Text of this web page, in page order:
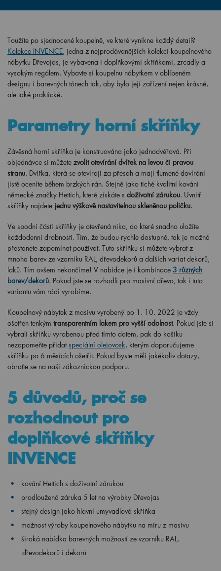
Toužíte po sjednocené koupelně, ve které vynikne každý detail?
Kolekce INVENCE, jedna z nejprodávanějších kolekcí koupelnového
nábytku Dřevojas, je vybavena i doplňkovými skříňkami, zrcadly a
vysokým regálem. Vybavte si koupelnu nábytkem v oblíbeném
designu i barevných tónech tak, aby bylo její zařízení nejen krásné,
ale také praktické.
Parametry horní skříňky
Závěsná horní skříňka je konstruována jako jednodvéřová. Při
objednávce si můžete zvolit otevírání dvířek na levou či pravou
stranu. Dvířka, která se otevírají za přesah a mají tlumené dovírání
jistě oceníte během brzkých rán. Stejně jako tiché kvalitní kování
německé značky Hettich, které získáte s doživotní zárukou. Uvnitř
skříňky najdete jednu výškově nastavitelnou skleněnou poličku.
Ve spodní části skříňky je otevřená nika, do které snadno uložíte
každodenní drobnosti. Tím, že budou rychle dostupné, tak je možná
přestanete zapomínat používat. Tuto skříňku si můžete vybrat z
mnoha barev ze vzorníku RAL, dřevodekorů a dalších variat dekorů,
laků. Tím ovšem nekončíme! V nabídce je i kombinace 3 různých
barev/dekorů. Pokud jste se rozhodli pro masivní dřevo, tak i tuto
variantu vám rádi vyrobíme.
Koupelnový nábytek z masivu vyrobený po 1 . 10. 2022 je vždy
ošetřen tenkým transparentním lakem pro vyšší odolnost. Pokud jste si
vybrali skříňku vyrobenou před tímto datem, pak do košíku
nezapomeňte přidatspeciální olejovosk, kterým doporučujeme
skříňku po 6 měsících ošetřit. Pokud byste měli jakékoliv dotazy,
obraťte se na naši zákaznickou podporu.
5 důvodů, proč se
rozhodnout pro
doplňkové skříňky
INVENCE
kování Hettich s doživotní zárukou
prodloužená záruka 5 let na výrobky Dřevojas
stejný design jako hlavní umyvadlová skříňka
možnost výroby koupelnového nábytku na míru z masivu
široká nabídka barevných možností ze vzorníku RAL,
dřevodekorů i dekorů